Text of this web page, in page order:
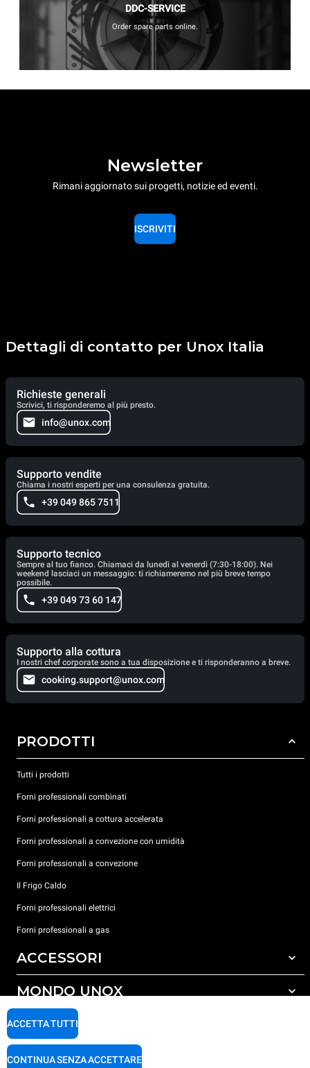
DDC-SERVICE
Order spare parts online.
Newsletter
Rimani aggiornato sui progetti, notizie ed eventi.
ISCRIVITI
Dettagli di contatto per Unox Italia
Richieste generali
Scrivici, ti risponderemo al più presto.
info@unox.com
Supporto vendite
Chiama i nostri esperti per una consulenza gratuita.
+39 049 865 7511
Supporto tecnico
Sempre al tuo fianco. Chiamaci da lunedì al venerdì (7:30-18:00). Nei
weekend lasciaci un messaggio: ti richiameremo nel più breve tempo
possibile.
+39 049 73 60 147
Supporto alla cottura
I nostri chef corporate sono a tua disposizione e ti risponderanno a breve.
cooking.support@unox.com
PRODOTTI
Tutti i prodotti
Forni professionali combinati
Forni professionali a cottura accelerata
Forni professionali a convezione con umidità
Forni professionali a convezione
Il Frigo Caldo
Forni professionali elettrici
Forni professionali a gas
ACCESSORI
Tutti gli accessori
Detergenti per lavaggio automatico
Detergenti per lavaggio manuale
Trattamento acqua con filtro a resine
MONDO UNOX
Le nostre sedi nel mondo
Carriere Unox
SUPPORTO
Garanzia Unox
ACCETTA TUTTI
CONTINUA SENZA ACCETTARE